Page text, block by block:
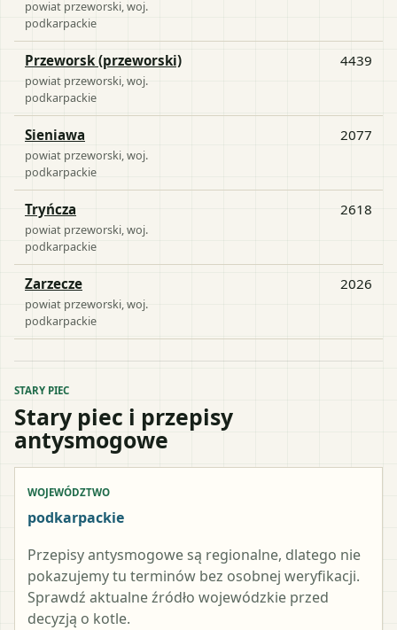
powiat przeworski , woj.
podkarpackie
Przeworsk (przeworski)
powiat przeworski , woj.
podkarpackie
4439
Sieniawa
powiat przeworski , woj.
podkarpackie
2077
Tryńcza
powiat przeworski , woj.
podkarpackie
2618
Zarzecze
powiat przeworski , woj.
podkarpackie
2026
STARY PIEC
Stary piec i przepisy
antysmogowe
WOJEWÓDZTWO
podkarpackie
Przepisy antysmogowe są regionalne, dlatego nie
pokazujemy tu terminów bez osobnej weryfikacji.
Sprawdź aktualne źródło wojewódzkie przed
decyzją o kotle.